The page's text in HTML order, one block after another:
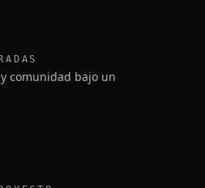
comunidad bajo un